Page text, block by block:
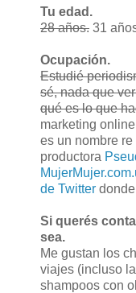
Tu edad.
28 años. 31
Ocupación.
Estudié
sé, nada que
qué es lo que
marketing
es un nombre
productora
de Twitter
Si querés
sea.
Me gustan los
viajes (incluso
shampoos con